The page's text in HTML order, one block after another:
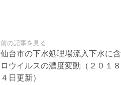
前の記事を見る
仙台市の下水処理場流入下水に
ロウイルスの濃度変動（２０１
４日更新）